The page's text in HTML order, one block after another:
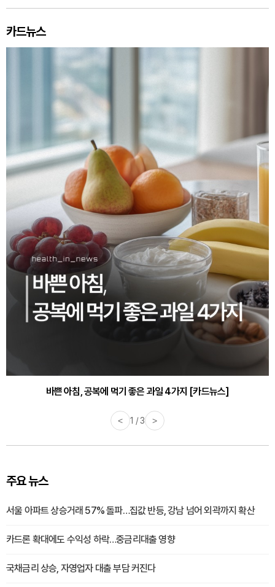
카드뉴스
바쁜 아침, 공복에 먹기 좋은 과일 4가지 [카드뉴스]
< 1 / 3 >
주요 뉴스
서울 아파트 상승거래 57% 돌파…집값 반등, 강남 넘어 외곽까지 확산
카드론 확대에도 수익성 하락…중금리대출 영향
국채금리 상승, 자영업자 대출 부담 커진다